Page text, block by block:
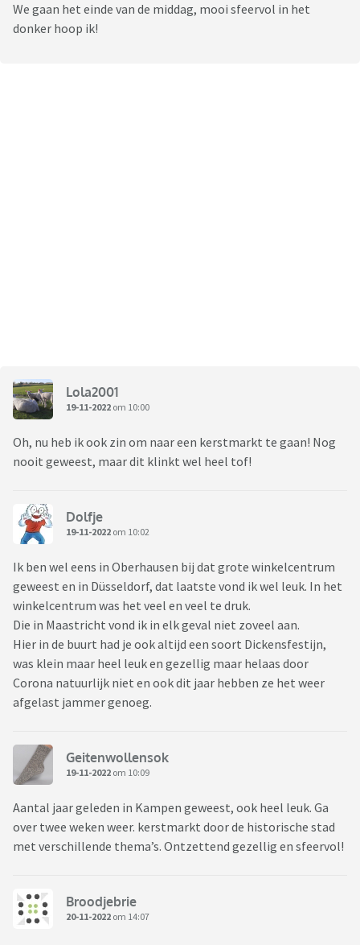
We gaan het einde van de middag, mooi sfeervol in het
donker hoop ik!
Lola2001
19-11-2022 om 10:00
Oh, nu heb ik ook zin om naar een kerstmarkt te gaan! Nog
nooit geweest, maar dit klinkt wel heel tof!
Dolfje
19-11-2022 om 10:02
Ik ben wel eens in Oberhausen bij dat grote winkelcentrum
geweest en in Düsseldorf, dat laatste vond ik wel leuk. In het
winkelcentrum was het veel en veel te druk.
Die in Maastricht vond ik in elk geval niet zoveel aan.
Hier in de buurt had je ook altijd een soort Dickensfestijn,
was klein maar heel leuk en gezellig maar helaas door
Corona natuurlijk niet en ook dit jaar hebben ze het weer
afgelast jammer genoeg.
Geitenwollensok
19-11-2022 om 10:09
Aantal jaar geleden in Kampen geweest, ook heel leuk. Ga
over twee weken weer. kerstmarkt door de historische stad
met verschillende thema’s. Ontzettend gezellig en sfeervol!
Broodjebrie
20-11-2022 om 14:07